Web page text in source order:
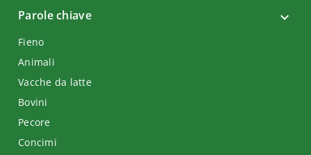
Parole chiave
Fieno
Animali
Vacche da latte
Bovini
Pecore
Concimi